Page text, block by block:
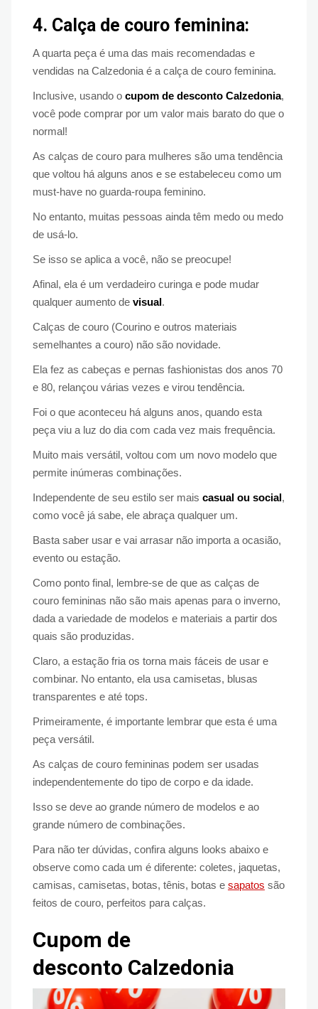
4. Calça de couro feminina:
A quarta peça é uma das mais recomendadas e
vendidas na Calzedonia é a calça de couro feminina.
Inclusive, usando o cupom de desconto Calzedonia,
você pode comprar por um valor mais barato do que o
normal!
As calças de couro para mulheres são uma tendência
que voltou há alguns anos e se estabeleceu como um
must-have no guarda-roupa feminino.
No entanto, muitas pessoas ainda têm medo ou medo
de usá-lo.
Se isso se aplica a você, não se preocupe!
Afinal, ela é um verdadeiro curinga e pode mudar
qualquer aumento de visual.
Calças de couro (Courino e outros materiais
semelhantes a couro) não são novidade.
Ela fez as cabeças e pernas fashionistas dos anos 70
e 80, relançou várias vezes e virou tendência.
Foi o que aconteceu há alguns anos, quando esta
peça viu a luz do dia com cada vez mais frequência.
Muito mais versátil, voltou com um novo modelo que
permite inúmeras combinações.
Independente de seu estilo ser mais casual ou social,
como você já sabe, ele abraça qualquer um.
Basta saber usar e vai arrasar não importa a ocasião,
evento ou estação.
Como ponto final, lembre-se de que as calças de
couro femininas não são mais apenas para o inverno,
dada a variedade de modelos e materiais a partir dos
quais são produzidas.
Claro, a estação fria os torna mais fáceis de usar e
combinar. No entanto, ela usa camisetas, blusas
transparentes e até tops.
Primeiramente, é importante lembrar que esta é uma
peça versátil.
As calças de couro femininas podem ser usadas
independentemente do tipo de corpo e da idade.
Isso se deve ao grande número de modelos e ao
grande número de combinações.
Para não ter dúvidas, confira alguns looks abaixo e
observe como cada um é diferente: coletes, jaquetas,
camisas, camisetas, botas, tênis, botas e sapatos são
feitos de couro, perfeitos para calças.
Cupom de
desconto Calzedonia